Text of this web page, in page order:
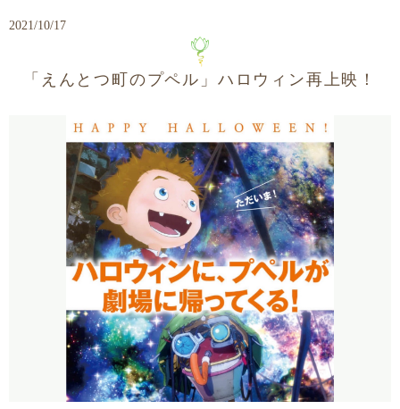
2021/10/17
「えんとつ町のプペル」ハロウィン再上映！